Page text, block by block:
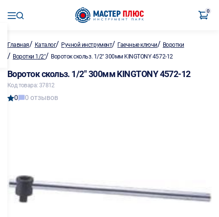
0
Главная/ Каталог/ Ручной инструмент/ Гаечные ключи/ Воротки
/ Воротки 1/2"/ Вороток скольз. 1/2" 300мм KINGTONY 4572-12
Вороток скольз. 1/2" 300мм KINGTONY 4572-12
Код товара: 37812
0 0 отзывов